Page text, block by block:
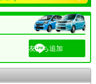
友だち追加